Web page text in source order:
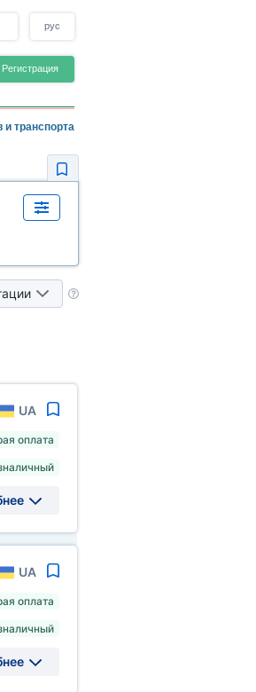
рус
Регистрация
и транспорта
UA
оплата
UA
оплата